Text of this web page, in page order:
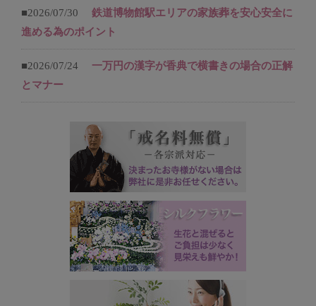
■2026/07/30
鉄道博物館駅エリアの家族葬を安心安全に
進める為のポイント
■2026/07/24
一万円の漢字が香典で横書きの場合の正解
とマナー